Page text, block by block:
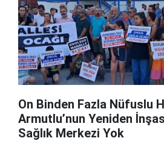
On Binden Fazla Nüfuslu
Armutlu’nun Yeniden
Sağlık Merkezi Yok